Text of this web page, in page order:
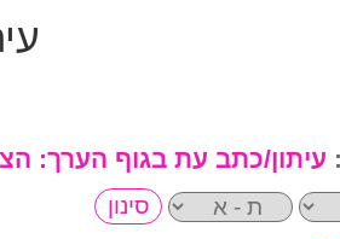
עיתון/כתב עת בגוף הערך: